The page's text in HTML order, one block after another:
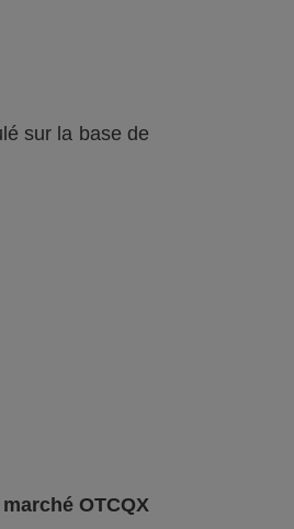
sur la base de
OTCQX